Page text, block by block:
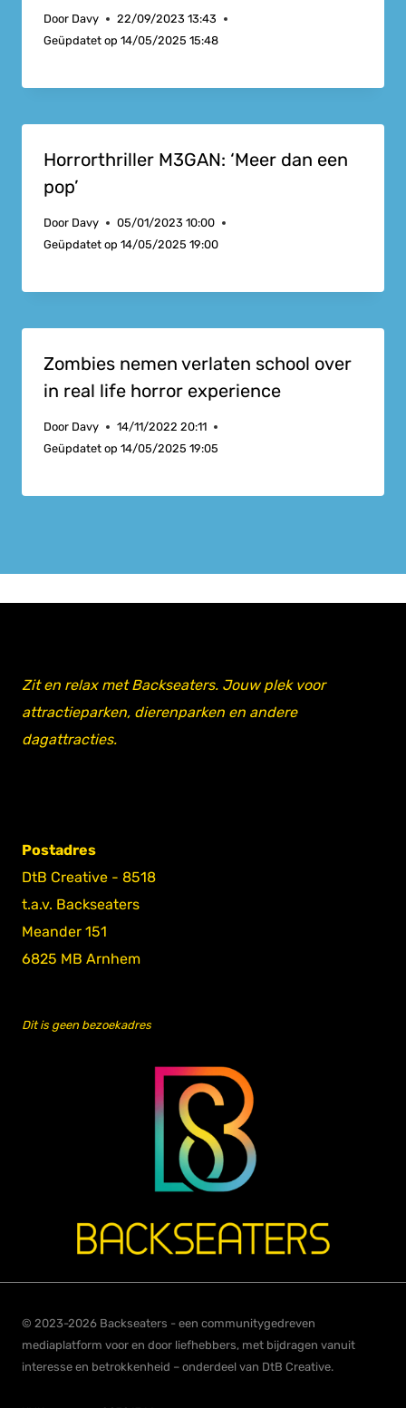
Door Davy
22/09/2023 13:43
Geüpdatet op 14/05/2025 15:48
Horrorthriller M3GAN: ‘Meer dan een
pop’
Door Davy
05/01/2023 10:00
Geüpdatet op 14/05/2025 19:00
Zombies nemen verlaten school over
in real life horror experience
Door Davy
14/11/2022 20:11
Geüpdatet op 14/05/2025 19:05
Zit en relax met Backseaters. Jouw plek voor
attractieparken, dierenparken en andere
dagattracties.
Postadres
DtB Creative - 8518
t.a.v. Backseaters
Meander 151
6825 MB Arnhem
Dit is geen bezoekadres
© 2023-2026 Backseaters - een communitygedreven
mediaplatform voor en door liefhebbers, met bijdragen vanuit
interesse en betrokkenheid – onderdeel van DtB Creative.